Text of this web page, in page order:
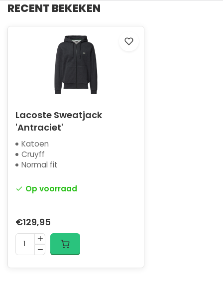
RECENT BEKEKEN
Lacoste Sweatjack
'Antraciet'
Katoen
Cruyff
Normal fit
Op voorraad
€129,95